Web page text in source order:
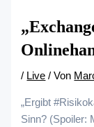
/ Live / Von
„Ergibt
Sinn? (Spoiler: